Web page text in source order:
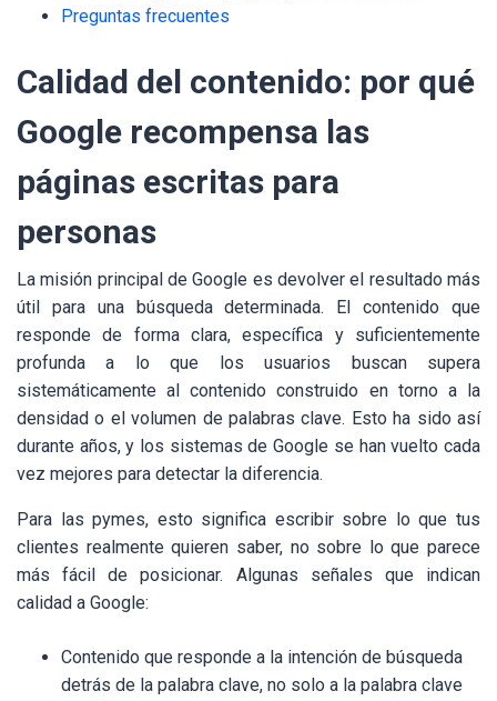
Preguntas frecuentes
Calidad del contenido: por qué
Google recompensa las
páginas escritas para
personas
La misión principal de Google es devolver el resultado más
útil para una búsqueda determinada. El contenido que
responde de forma clara, específica y suficientemente
profunda a lo que los usuarios buscan supera
sistemáticamente al contenido construido en torno a la
densidad o el volumen de palabras clave. Esto ha sido así
durante años, y los sistemas de Google se han vuelto cada
vez mejores para detectar la diferencia.
Para las pymes, esto significa escribir sobre lo que tus
clientes realmente quieren saber, no sobre lo que parece
más fácil de posicionar. Algunas señales que indican
calidad a Google:
Contenido que responde a la intención de búsqueda
detrás de la palabra clave, no solo a la palabra clave